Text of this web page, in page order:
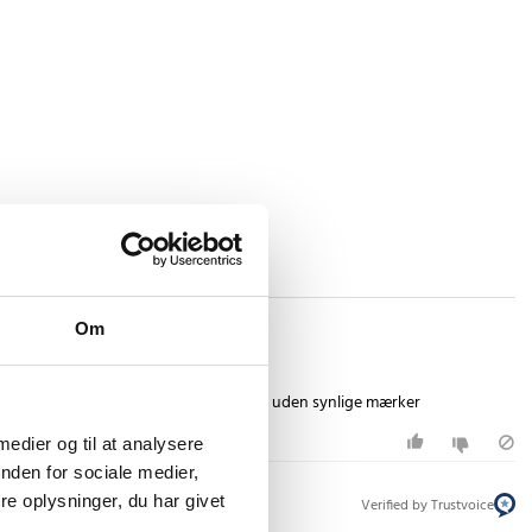
Om
og til at analysere
for sociale medier,
oplysninger, du har givet
at pynte op til diverse festligheder uden synlige mærker
Verified by Trustvoice